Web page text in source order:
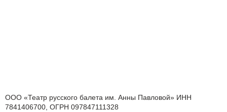
ООО «Театр русского балета им. Анны Павловой» ИНН
7841406700, ОГРН 097847111328